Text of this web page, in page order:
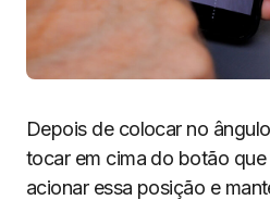
Depois de colocar no
tocar em cima do botão
acionar essa posição e